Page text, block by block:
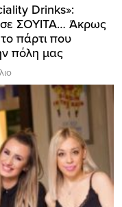
Drinks»:
σε ΣΟΥΙΤΑ… Άκρως
πάρτι που
πόλη μας